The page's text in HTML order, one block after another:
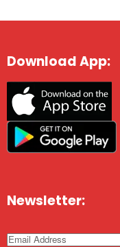
Download App:
Newsletter: